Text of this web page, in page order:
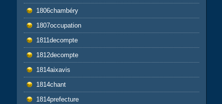
1806chambéry
1807occupation
1811decompte
1812decompte
1814aixavis
1814chant
1814prefecture